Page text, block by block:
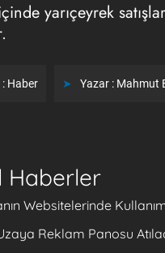
yarıçeyrek
Haber Yazar : Mahmut
Haberler
Websitelerinde
Reklam Panosu